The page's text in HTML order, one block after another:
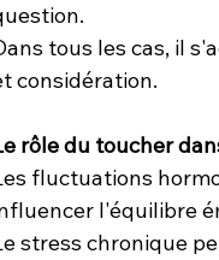
tous les cas, il
considération.
rôle du toucher
fluctuations
l'équilibre
stress chronique